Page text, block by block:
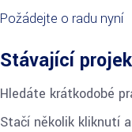
Požádejte o radu nyní
Stávající
Hledáte krátkodobé
Stačí několik kliknutí